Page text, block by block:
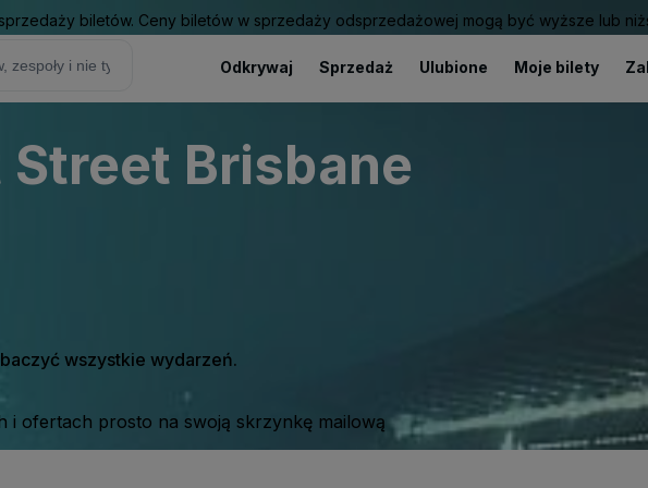
biletów. Ceny biletów w sprzedaży odsprzedażowej mogą być wyższe lub
Odkrywaj Sprzedaż Ulubione Moje bilety
Brisbane
wszystkie wydarzeń.
ofertach prosto na swoją skrzynkę mailową